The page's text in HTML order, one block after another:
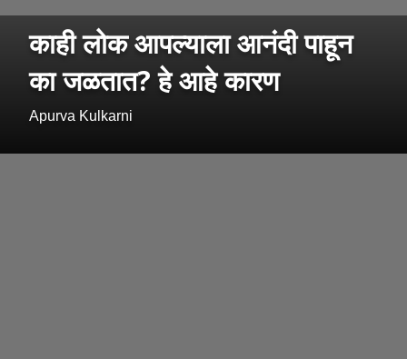
काही लोक आपल्याला आनंदी पाहून
का जळतात? हे आहे कारण
Apurva Kulkarni